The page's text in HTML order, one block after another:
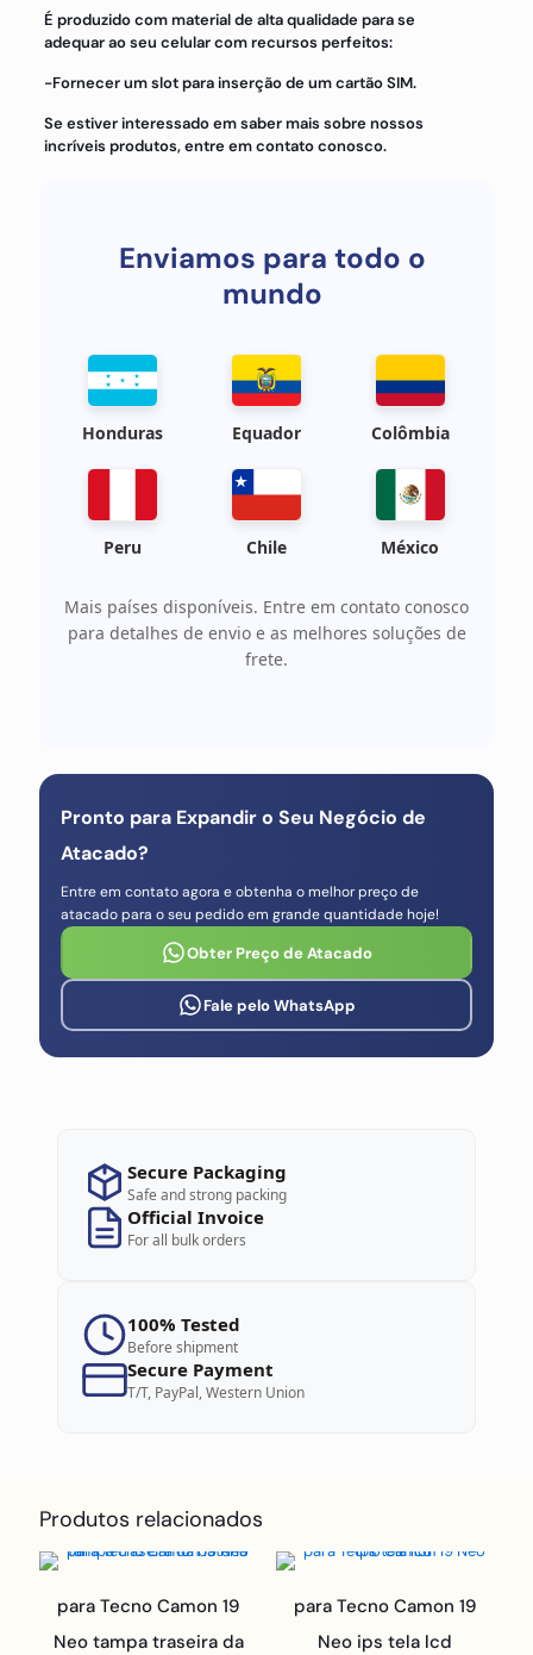
É produzido com material de alta qualidade para se
adequar ao seu celular com recursos perfeitos:
-Fornecer um slot para inserção de um cartão SIM.
Se estiver interessado em saber mais sobre nossos
incríveis produtos, entre em contato conosco.
Enviamos para todo o
mundo
Honduras Equador Colômbia
Peru Chile México
Mais países disponíveis. Entre em contato conosco
para detalhes de envio e as melhores soluções de
frete.
Pronto para Expandir o Seu Negócio de
Atacado?
Entre em contato agora e obtenha o melhor preço de
atacado para o seu pedido em grande quantidade hoje!
Obter Preço de Atacado
Fale pelo WhatsApp
Secure Packaging
Safe and strong packing
Official Invoice
For all bulk orders
100% Tested
Before shipment
Secure Payment
T/T, PayPal, Western Union
Produtos relacionados
para Tecno Camon 19
Neo tampa traseira da
para Tecno Camon 19
Neo ips tela lcd